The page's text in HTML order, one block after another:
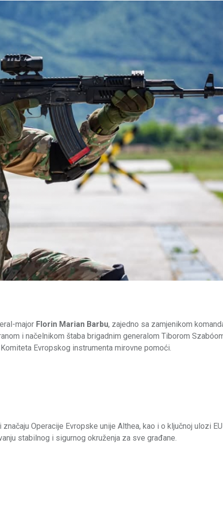
major Florin Marian Barbu, zajedno sa zamjenikom
i načelnikom štaba brigadnim generalom Tiborom
Evropskog instrumenta mirovne pomoći.
Operacije Evropske unije Althea, kao i o ključnoj ulozi
stabilnog i sigurnog okruženja za sve građane.